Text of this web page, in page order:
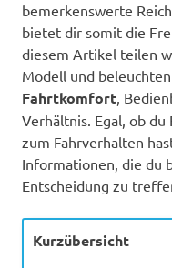
bemerkenswerte
bietet dir somit die
diesem Artikel teilen
Modell und
Fahrtkomfort,
Verhältnis. Egal, ob
zum Fahrverhalten
Informationen, die du
Entscheidung zu
Kurzübersicht